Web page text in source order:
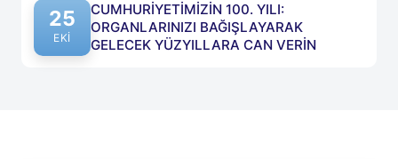
Yayın tarihi: 25 Ekim 2023
25
EKI
CUMHURİYETİMİZİN 100. YILI:
ORGANLARINIZI BAĞIŞLAYARAK
GELECEK YÜZYILLARA CAN VERİN